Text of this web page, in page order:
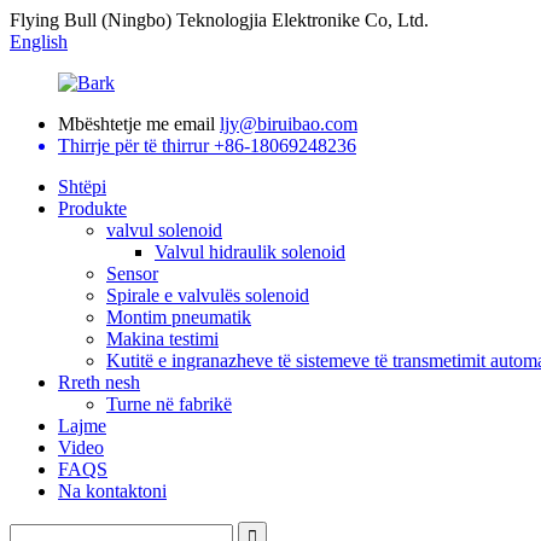
Flying Bull (Ningbo) Teknologjia Elektronike Co, Ltd.
English
Mbështetje me email ljy@biruibao.com
Thirrje për të thirrur +86-18069248236
Shtëpi
Produkte
valvul solenoid
Valvul hidraulik solenoid
Sensor
Spirale e valvulës solenoid
Montim pneumatik
Makina testimi
Kutitë e ingranazheve të sistemeve të transmetimit
Rreth nesh
Turne në fabrikë
Lajme
Video
FAQS
Na kontaktoni